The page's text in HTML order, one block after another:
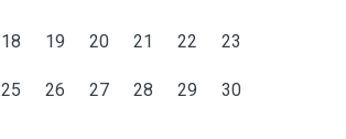
18 19 20 21 22 23
25 26 27 28 29 30